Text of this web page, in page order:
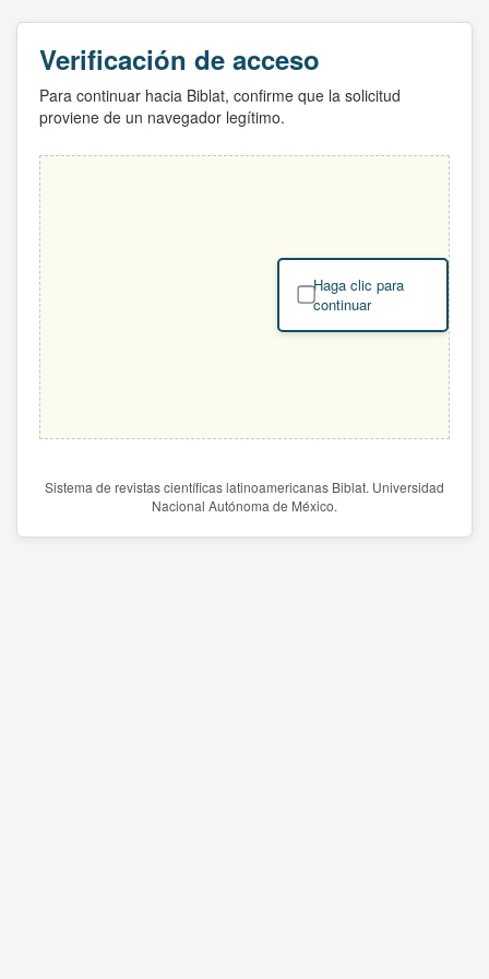
Verificación de acceso
Para continuar hacia Biblat, confirme que la solicitud
proviene de un navegador legítimo.
Haga clic para
continuar
Sistema de revistas científicas latinoamericanas Biblat. Universidad
Nacional Autónoma de México.